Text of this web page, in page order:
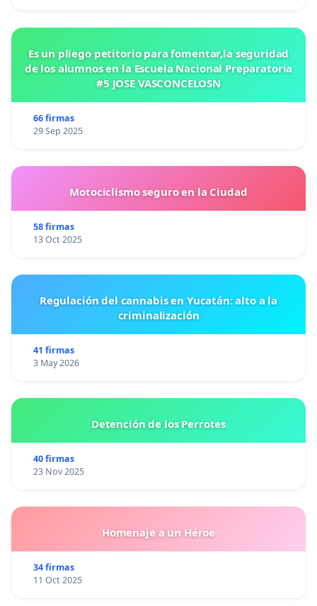
Es un pliego petitorio para fomentar,la seguridad
de los alumnos en la Escuela Nacional Preparatoria
#5 JOSE VASCONCELOSN
66 firmas
29 Sep 2025
Motociclismo seguro en la Ciudad
58 firmas
13 Oct 2025
Regulación del cannabis en Yucatán: alto a la
criminalización
41 firmas
3 May 2026
Detención de los Perrotes
40 firmas
23 Nov 2025
Homenaje a un Héroe
34 firmas
11 Oct 2025